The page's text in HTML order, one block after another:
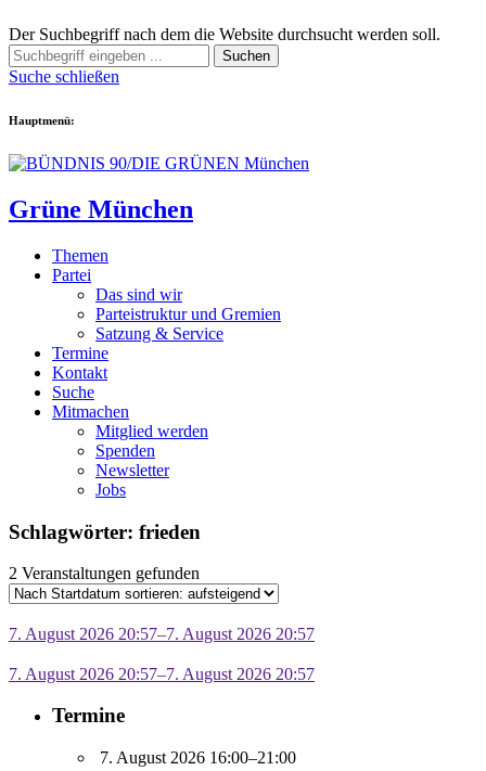
Der Suchbegriff nach dem die Website durchsucht werden soll.
Suchen
Suche schließen
Hauptmenü:
Grüne München
Themen
Partei
Das sind wir
Parteistruktur und Gremien
Satzung & Service
Termine
Kontakt
Suche
Mitmachen
Mitglied werden
Spenden
Newsletter
Jobs
Schlagwörter: frieden
2 Veranstaltungen gefunden
7. August 2026 20:57–7. August 2026 20:57
7. August 2026 20:57–7. August 2026 20:57
Termine
7. August 2026 16:00–21:00